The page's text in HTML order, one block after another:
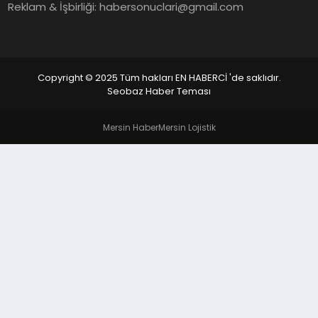
SIYASET
Reklam & İşbirliği:habersonuclari@gmail.com
Copyright © 2025 Tüm hakları EN HABERCİ 'de saklıdır.
Seobaz Haber Teması
Mersin HaberMersin Lojistik